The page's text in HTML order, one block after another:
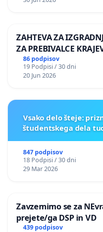
ZAHTEVA ZA
ZA PREBIVALCE
PRESTRANEK
86 podpisov
19 Podpisi / 30 dni
20 Jun 2026
Vsako delo šteje:
študentskega dela
847 podpisov
18 Podpisi / 30 dni
29 Mar 2026
Zavzemimo se za
prejete/ga DSP in VD
439 podpisov